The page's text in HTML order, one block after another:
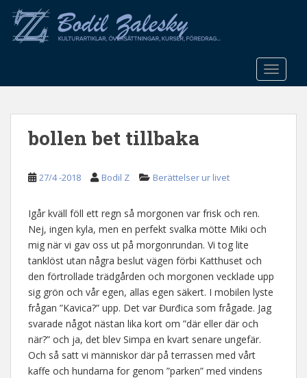
o
bollen bet tillbaka
27/4 -2018 Bodil Z Berättelser ur livet
Igår kväll föll ett regn så morgonen var frisk och ren.
Nej, ingen kyla, men en perfekt svalka mötte Miki och
mig när vi gav oss ut på morgonrundan. Vi tog lite
tanklöst utan några beslut vägen förbi Katthuset och
den förtrollade trädgården och morgonen vecklade upp
sig grön och vår egen, allas egen säkert. I mobilen lyste
frågan ”Kavica?” upp. Det var Đurđica som frågade. Jag
svarade något nästan lika kort om ”där eller där och
när?” och ja, det blev Simpa en kvart senare ungefär.
Och så satt vi människor där på terrassen med vårt
kaffe och hundarna for genom ”parken” med vindens